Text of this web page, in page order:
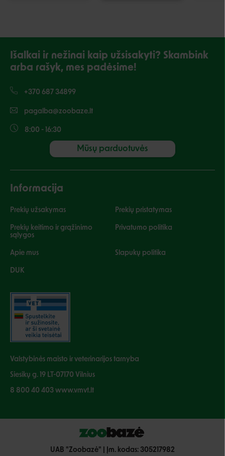
Išalkai ir nežinai kaip užsisakyti? Skambink
arba rašyk, mes padėsime!
+370 687 34899
pagalba@zoobaze.lt
8:00 - 16:30
Mūsų parduotuvės
Informacija
Prekių užsakymas Prekių pristatymas
Prekių keitimo ir grąžinimo
sąlygos
Privatumo politika
Apie mus Slapukų politika
DUK
Valstybinės maisto ir veterinarijos tarnyba
Siesikų g. 19 LT-07170 Vilnius
8 800 40 403 www.vmvt.lt
UAB "Zoobazė" | Įm. kodas: 305217982